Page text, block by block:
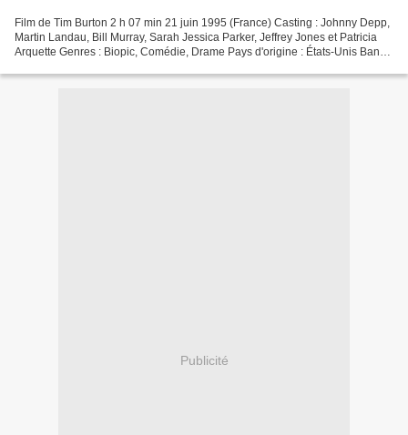
Film de Tim Burton 2 h 07 min 21 juin 1995 (France) Casting : Johnny Depp,
Martin Landau, Bill Murray, Sarah Jessica Parker, Jeffrey Jones et Patricia
Arquette Genres : Biopic, Comédie, Drame Pays d'origine : États-Unis Bande
Publicité